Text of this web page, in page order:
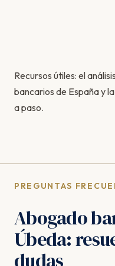
Recursos útiles: el
bancarios de Españay la
a paso.
PREGUNTAS
Abogado
Úbeda:
dudas